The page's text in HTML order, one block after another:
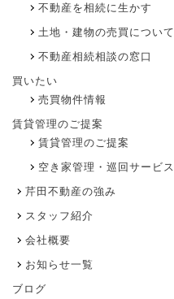
不動産を相続に生かす
土地・建物の売買について
不動産相続相談の窓口
買いたい
売買物件情報
賃貸管理のご提案
賃貸管理のご提案
空き家管理・巡回サービス
芹田不動産の強み
スタッフ紹介
会社概要
お知らせ一覧
ブログ